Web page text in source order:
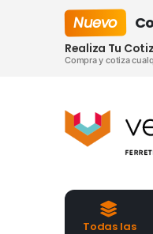
Nuevo
Realiza Tu
Compra y cotiza
Todas las